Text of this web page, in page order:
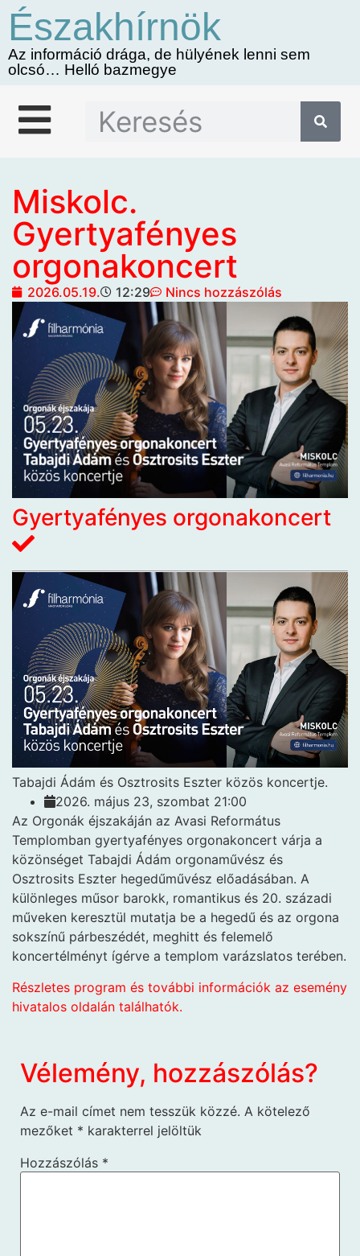
Északhírnök
Az információ drága, de hülyének lenni sem
olcsó… Helló bazmegye
Miskolc.
Gyertyafényes
orgonakoncert
2026.05.19. 12:29 Nincs hozzászólás
Gyertyafényes orgonakoncert
Tabajdi Ádám és Osztrosits Eszter közös koncertje.
2026. május 23, szombat 21:00
Az Orgonák éjszakáján az Avasi Református
Templomban gyertyafényes orgonakoncert várja a
közönséget Tabajdi Ádám orgonaművész és
Osztrosits Eszter hegedűművész előadásában. A
különleges műsor barokk, romantikus és 20. századi
műveken keresztül mutatja be a hegedű és az orgona
sokszínű párbeszédét, meghitt és felemelő
koncertélményt ígérve a templom varázslatos terében.
Részletes program és további információk az esemény
hivatalos oldalán találhatók.
Vélemény, hozzászólás?
Az e-mail címet nem tesszük közzé. A kötelező
mezőket * karakterrel jelöltük
Hozzászólás *